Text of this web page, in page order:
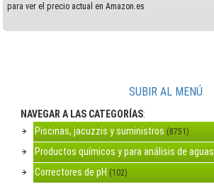
para ver el precio actual en Amazon.es
SUBIR AL MENÚ
NAVEGAR A LAS CATEGORÍAS:
Piscinas, jacuzzis y suministros (8751)
Productos químicos y para análisis de aguas
Correctores de pH (102)